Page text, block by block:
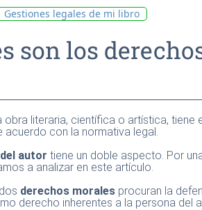
Gestiones legales de mi libro
son los
obra literaria, científica o artística,
acuerdo con la normativa legal.
autor tiene un doble aspecto. Por
a analizar en este artículo.
derechos morales procuran la
derecho inherentes a la persona del